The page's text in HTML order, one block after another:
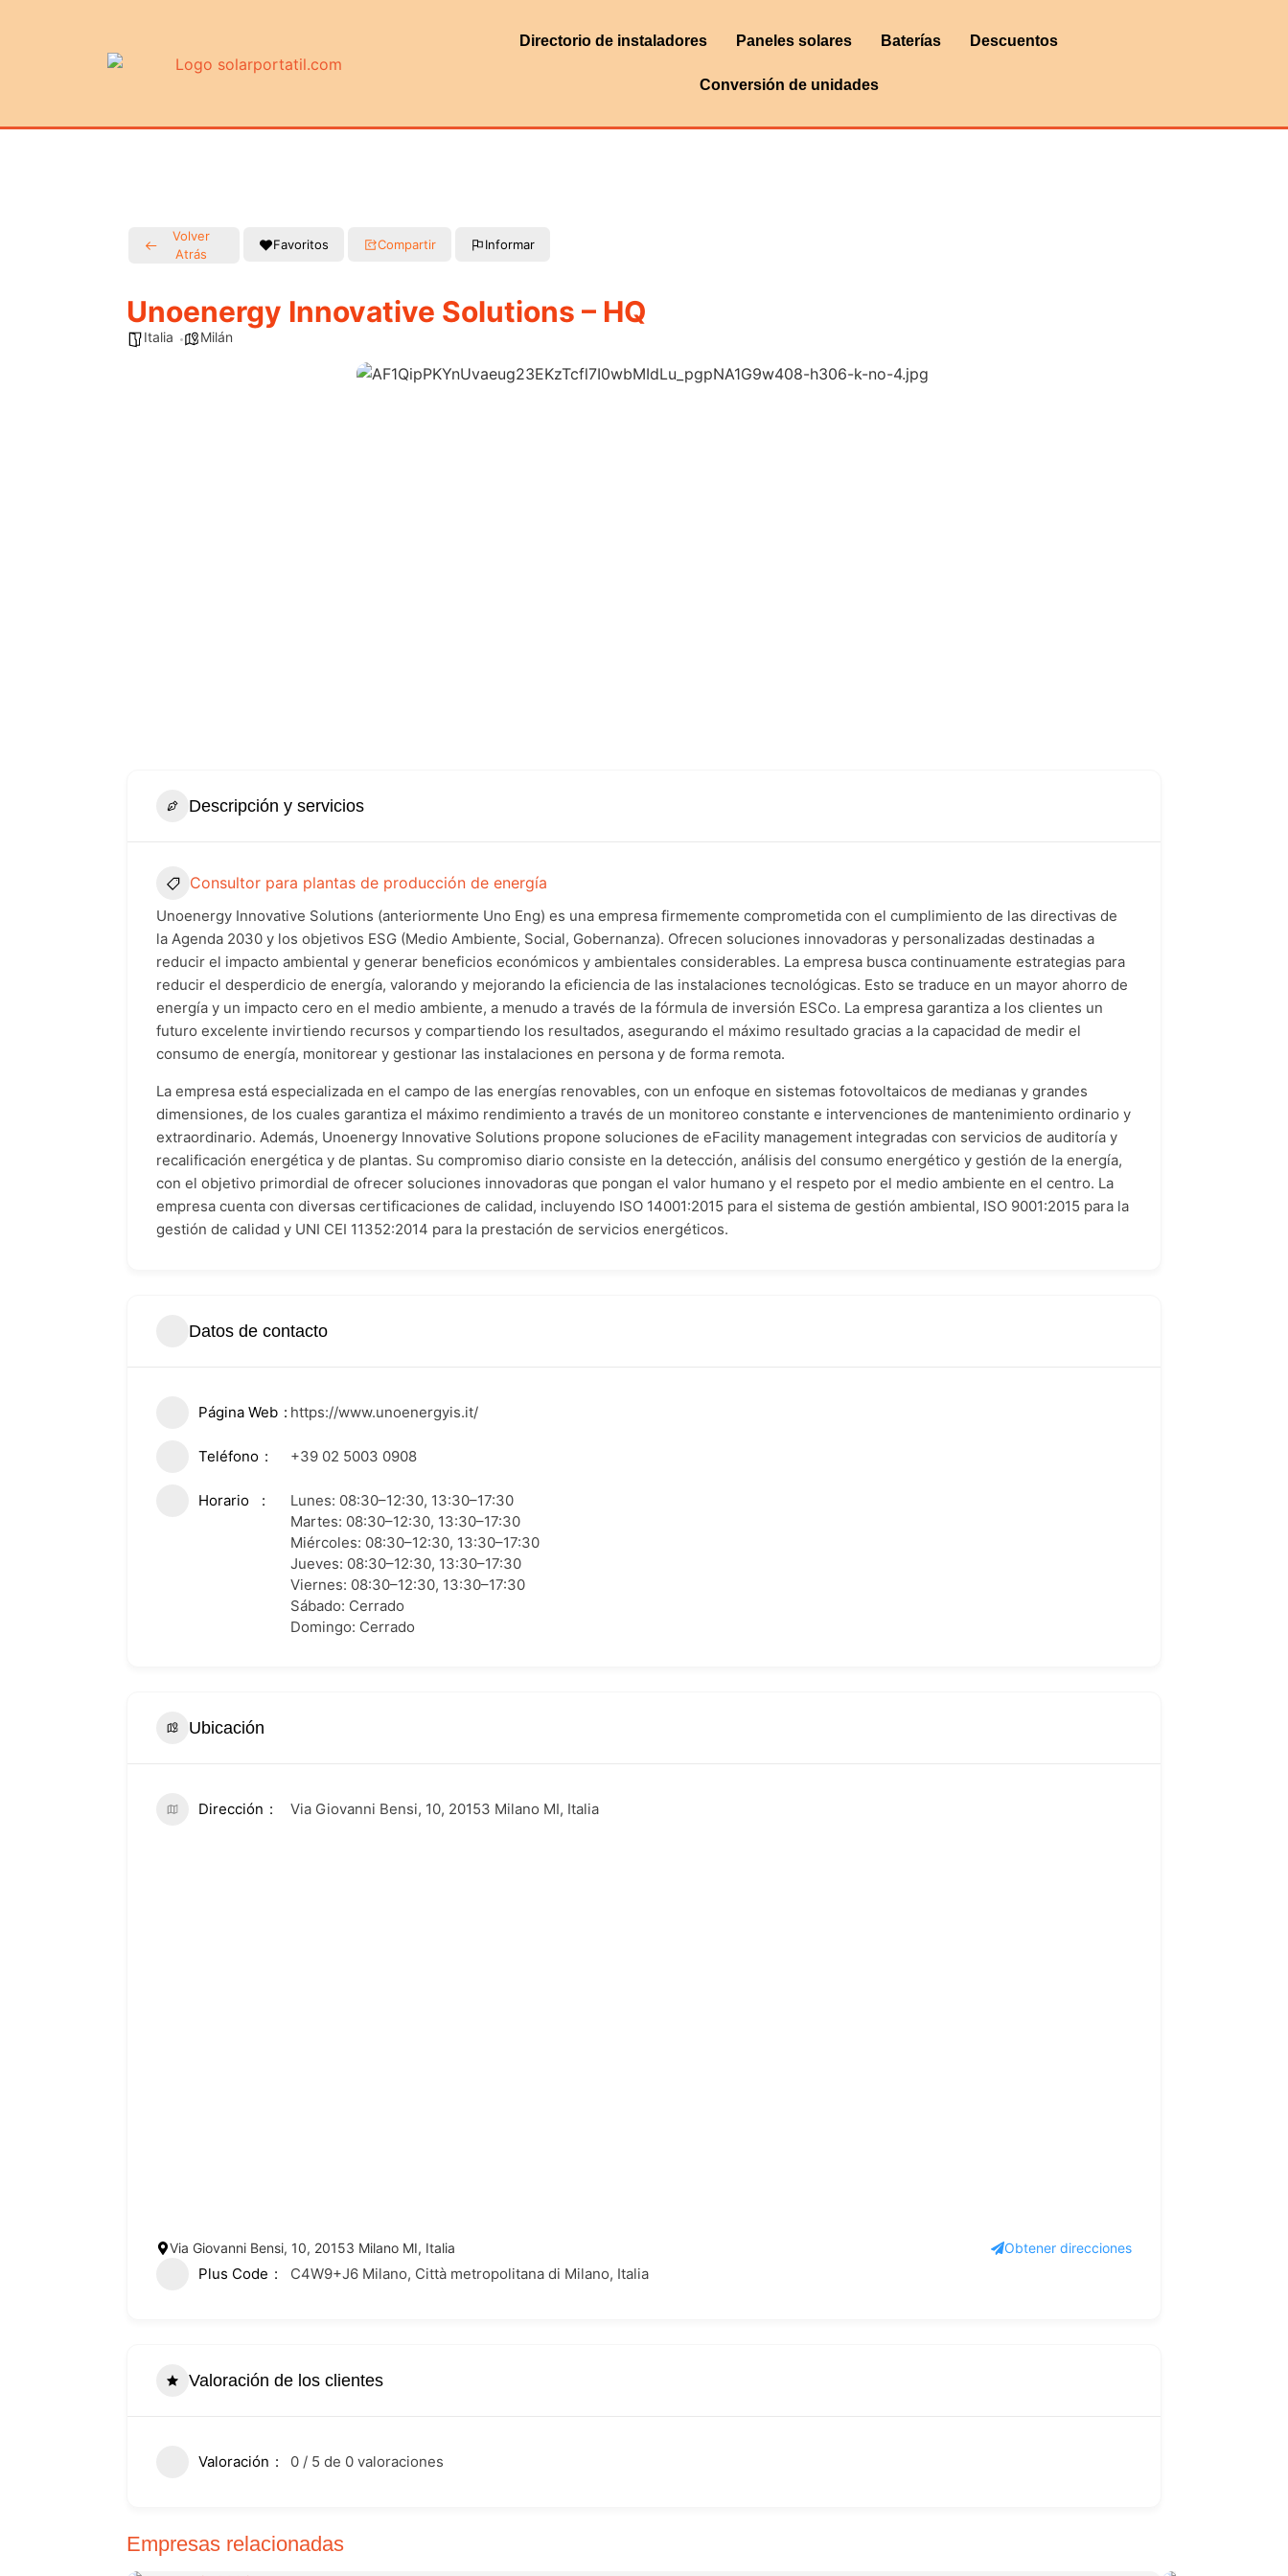
Directorio de instaladores Paneles solares Baterías Descuentos
Conversión de unidades
Volver
Atrás
Favoritos Compartir Informar
Unoenergy Innovative Solutions – HQ
Italia Milán
Descripción y servicios
Consultor para plantas de producción de energía
Unoenergy Innovative Solutions (anteriormente Uno Eng) es una empresa firmemente comprometida con el cumplimiento de las directivas de
la Agenda 2030 y los objetivos ESG (Medio Ambiente, Social, Gobernanza). Ofrecen soluciones innovadoras y personalizadas destinadas a
reducir el impacto ambiental y generar beneficios económicos y ambientales considerables. La empresa busca continuamente estrategias para
reducir el desperdicio de energía, valorando y mejorando la eficiencia de las instalaciones tecnológicas. Esto se traduce en un mayor ahorro de
energía y un impacto cero en el medio ambiente, a menudo a través de la fórmula de inversión ESCo. La empresa garantiza a los clientes un
futuro excelente invirtiendo recursos y compartiendo los resultados, asegurando el máximo resultado gracias a la capacidad de medir el
consumo de energía, monitorear y gestionar las instalaciones en persona y de forma remota.
La empresa está especializada en el campo de las energías renovables, con un enfoque en sistemas fotovoltaicos de medianas y grandes
dimensiones, de los cuales garantiza el máximo rendimiento a través de un monitoreo constante e intervenciones de mantenimiento ordinario y
extraordinario. Además, Unoenergy Innovative Solutions propone soluciones de eFacility management integradas con servicios de auditoría y
recalificación energética y de plantas. Su compromiso diario consiste en la detección, análisis del consumo energético y gestión de la energía,
con el objetivo primordial de ofrecer soluciones innovadoras que pongan el valor humano y el respeto por el medio ambiente en el centro. La
empresa cuenta con diversas certificaciones de calidad, incluyendo ISO 14001:2015 para el sistema de gestión ambiental, ISO 9001:2015 para la
gestión de calidad y UNI CEI 11352:2014 para la prestación de servicios energéticos.
Datos de contacto
Página Web https://www.unoenergyis.it/
Teléfono +39 02 5003 0908
Horario
Lunes: 08:30–12:30, 13:30–17:30
Martes: 08:30–12:30, 13:30–17:30
Miércoles: 08:30–12:30, 13:30–17:30
Jueves: 08:30–12:30, 13:30–17:30
Viernes: 08:30–12:30, 13:30–17:30
Sábado: Cerrado
Domingo: Cerrado
Ubicación
Dirección Via Giovanni Bensi, 10, 20153 Milano MI, Italia
Via Giovanni Bensi, 10, 20153 Milano MI, Italia Obtener direcciones
Plus Code C4W9+J6 Milano, Città metropolitana di Milano, Italia
Valoración de los clientes
Valoración 0 / 5 de 0 valoraciones
Empresas relacionadas